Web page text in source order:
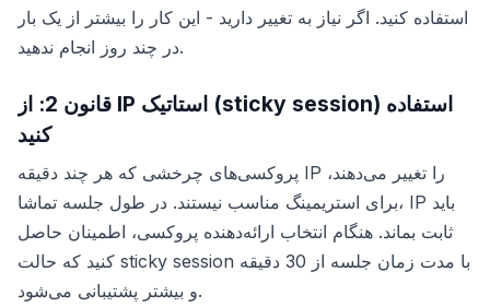
استفاده کنید. اگر نیاز به تغییر دارید - این کار را بیشتر از یک بار
در چند روز انجام ندهید.
قانون 2: از IP استاتیک (sticky session) استفاده
کنید
پروکسی‌های چرخشی که هر چند دقیقه IP را تغییر می‌دهند،
برای استریمینگ مناسب نیستند. در طول جلسه تماشا، IP باید
ثابت بماند. هنگام انتخاب ارائه‌دهنده پروکسی، اطمینان حاصل
کنید که حالت sticky session با مدت زمان جلسه از 30 دقیقه
و بیشتر پشتیبانی می‌شود.